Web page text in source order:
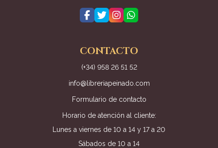
CONTACTO
(+34) 958 26 51 52
info@libreriapeinado.com
Formulario de contacto
Horario de atención al cliente:
Lunes a viernes de 10 a 14 y 17 a 20
Sábados de 10 a 14